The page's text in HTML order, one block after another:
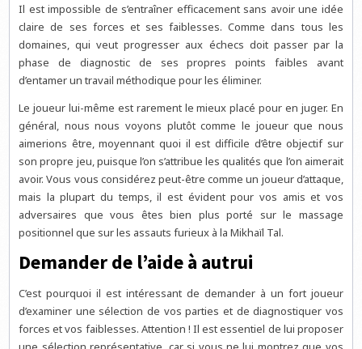
Il est impossible de s’entraîner efficacement sans avoir une idée
claire de ses forces et ses faiblesses. Comme dans tous les
domaines, qui veut progresser aux échecs doit passer par la
phase de diagnostic de ses propres points faibles avant
d’entamer un travail méthodique pour les éliminer.
Le joueur lui-même est rarement le mieux placé pour en juger. En
général, nous nous voyons plutôt comme le joueur que nous
aimerions être, moyennant quoi il est difficile d’être objectif sur
son propre jeu, puisque l’on s’attribue les qualités que l’on aimerait
avoir. Vous vous considérez peut-être comme un joueur d’attaque,
mais la plupart du temps, il est évident pour vos amis et vos
adversaires que vous êtes bien plus porté sur le massage
positionnel que sur les assauts furieux à la Mikhaïl Tal.
Demander de l’aide à autrui
C’est pourquoi il est intéressant de demander à un fort joueur
d’examiner une sélection de vos parties et de diagnostiquer vos
forces et vos faiblesses. Attention ! Il est essentiel de lui proposer